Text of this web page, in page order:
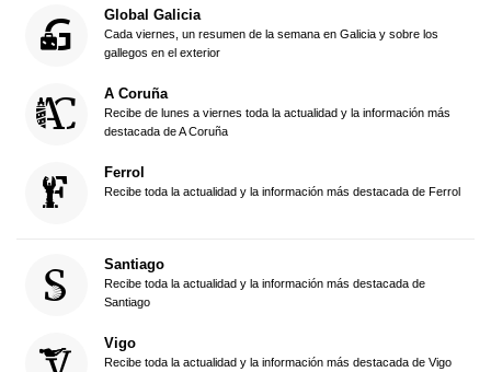
Global Galicia
Cada viernes, un resumen de la semana en Galicia y sobre los
gallegos en el exterior
A Coruña
Recibe de lunes a viernes toda la actualidad y la información más
destacada de A Coruña
Ferrol
Recibe toda la actualidad y la información más destacada de Ferrol
Santiago
Recibe toda la actualidad y la información más destacada de
Santiago
Vigo
Recibe toda la actualidad y la información más destacada de Vigo